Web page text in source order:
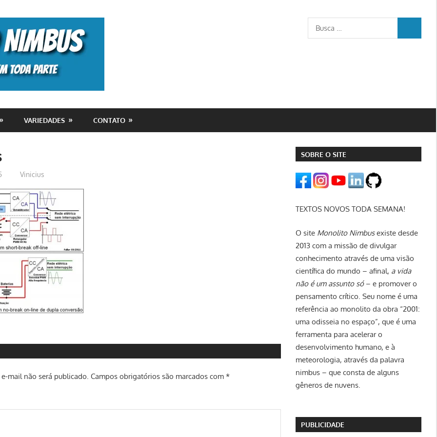
Busca
para:
VARIEDADES CONTATO
Vinicius
mail não será publicado. Campos obrigatórios são marcados com*
SOBRE O SITE
TEXTOS NOVOS TODA SEMANA!
O site Monolito Nimbusexiste desde
2013 com a missão de divulgar
conhecimento através de uma visão
científica do mundo – afinal, a vida
não é um assunto só– e promover o
pensamento crítico. Seu nome é uma
referência ao monolito da obra “2001:
uma odisseia no espaço”, que é uma
ferramenta para acelerar o
desenvolvimento humano, e à
meteorologia, através da palavra
nimbus – que consta de alguns
gêneros de nuvens.
PUBLICIDADE